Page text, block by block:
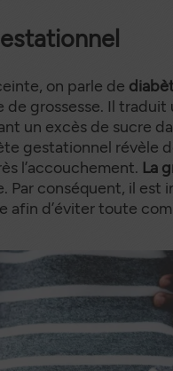
on parle de
grossesse. Il
un excès de sucre
gestationnel révèle
l’accouchement. La
Par conséquent, il
afin d’éviter toute